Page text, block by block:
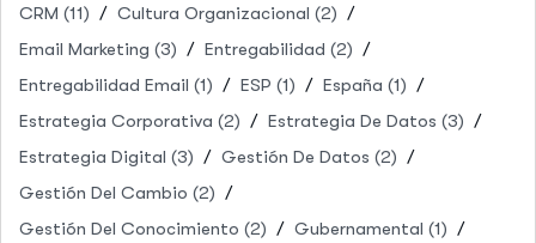
CRM (11) Cultura Organizacional (2)
Email Marketing (3) Entregabilidad (2)
Entregabilidad Email (1) ESP (1) España (1)
Estrategia Corporativa (2) Estrategia De Datos (3)
Estrategia Digital (3) Gestión De Datos (2)
Gestión Del Cambio (2)
Gestión Del Conocimiento (2) Gubernamental (1)